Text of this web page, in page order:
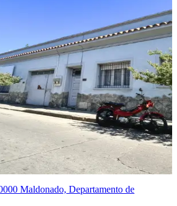
Maldonado, Departamento de